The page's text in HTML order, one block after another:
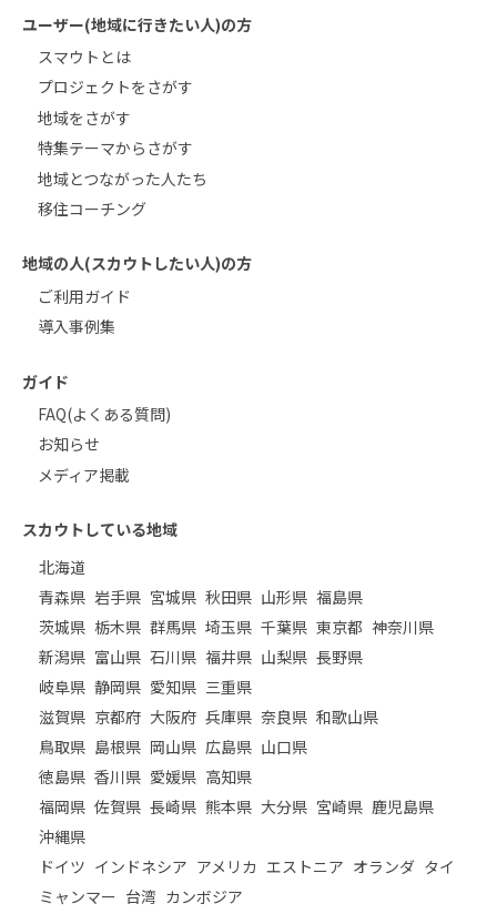
ユーザー(地域に行きたい人)の方
スマウトとは
プロジェクトをさがす
地域をさがす
特集テーマからさがす
地域とつながった人たち
移住コーチング
地域の人(スカウトしたい人)の方
ご利用ガイド
導入事例集
ガイド
FAQ(よくある質問)
お知らせ
メディア掲載
スカウトしている地域
北海道
青森県 岩手県 宮城県 秋田県 山形県 福島県
茨城県 栃木県 群馬県 埼玉県 千葉県 東京都 神奈川県
新潟県 富山県 石川県 福井県 山梨県 長野県
岐阜県 静岡県 愛知県 三重県
滋賀県 京都府 大阪府 兵庫県 奈良県 和歌山県
鳥取県 島根県 岡山県 広島県 山口県
徳島県 香川県 愛媛県 高知県
福岡県 佐賀県 長崎県 熊本県 大分県 宮崎県 鹿児島県
沖縄県
ドイツ インドネシア アメリカ エストニア オランダ タイ
ミャンマー 台湾 カンボジア